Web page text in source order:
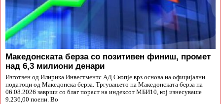
Македонската берза со позитивен финиш, промет
над 6,3 милиони денари
Изготвен од Илирика Инвестментс АД Скопје врз основа на официјални
податоци од Македонска берза. Тргувањето на Македонската берза на
06.08.2026 заврши со благ пораст на индексот МБИ10, кој изнесуваше
9.236,00 поени. Во